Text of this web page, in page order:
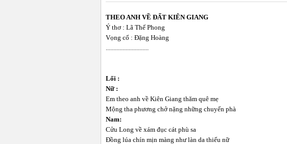
THEO ANH VỀ ĐẤT KIÊN GIANG
Ý thơ : Lã Thế Phong
Vọng cổ : Đặng Hoàng
............................
Lối :
Nữ :
Em theo anh về Kiên Giang thăm quê mẹ
Mộng tha phương chở nặng những chuyến phà
Nam:
Cửu Long về xám đục cát phù sa
Đồng lúa chín mịn màng như làn da thiếu nữ